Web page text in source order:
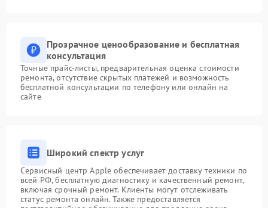
Прозрачное ценообразование и бесплатная
консультация
Точные прайс-листы, предварительная оценка стоимости
ремонта, отсутствие скрытых платежей и возможность
бесплатной консультации по телефону или онлайн на
сайте
Широкий спектр услуг
Сервисный центр Apple обеспечивает доставку техники по
всей РФ, бесплатную диагностику и качественный ремонт,
включая срочный ремонт. Клиенты могут отслеживать
статус ремонта онлайн. Также предоставляется